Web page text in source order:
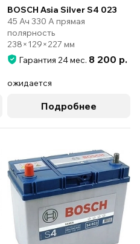
BOSCH Asia Silver S4 023
45 Ач 330 А прямая
полярность
238×129×227 мм
Гарантия 24 мес. 8 200 р.
ожидается
Подробнее